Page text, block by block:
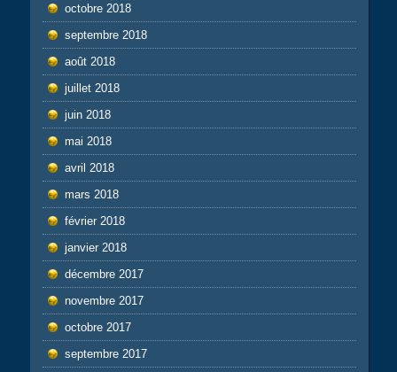
octobre 2018
septembre 2018
août 2018
juillet 2018
juin 2018
mai 2018
avril 2018
mars 2018
février 2018
janvier 2018
décembre 2017
novembre 2017
octobre 2017
septembre 2017